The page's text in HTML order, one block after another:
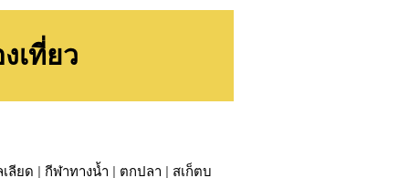
เที่ยว
ลียด | กีฬาทางน้ำ | ตกปลา | สเก็ตบ